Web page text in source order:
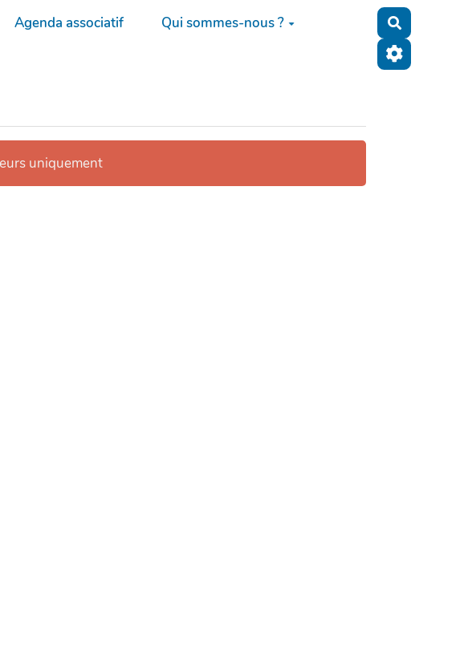
Agenda associatif
Qui sommes-nous ?
uniquement